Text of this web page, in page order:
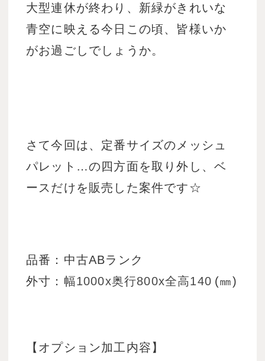
大型連休が終わり、新緑がきれいな
青空に映える今日この頃、皆様いか
がお過ごしでしょうか。
さて今回は、定番サイズのメッシュ
パレット…の四方面を取り外し、ベ
ースだけを販売した案件です☆
品番：中古ABランク
外寸： 幅1000x奥行800x全高140 (㎜)
【オプション加工内容】